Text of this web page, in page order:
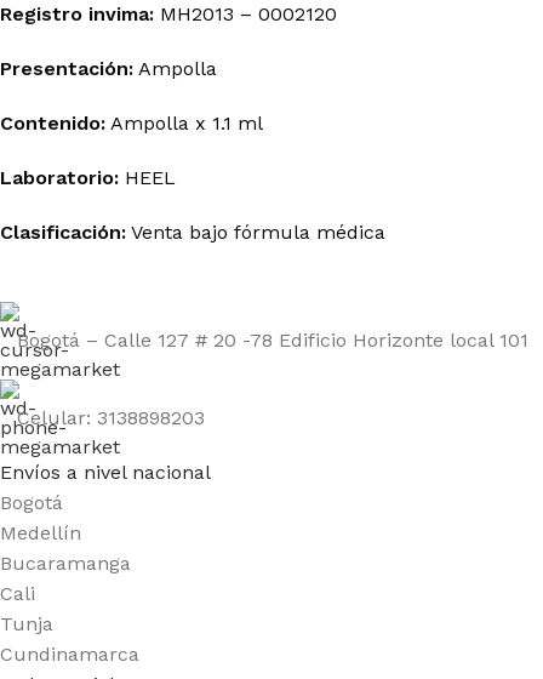
Registro invima: MH2013 – 0002120
Presentación: Ampolla
Contenido: Ampolla x 1.1 ml
Laboratorio: HEEL
Clasificación: Venta bajo fórmula médica
Bogotá – Calle 127 # 20 -78 Edificio Horizonte local 101
Celular: 3138898203
Envíos a nivel nacional
Bogotá
Medellín
Bucaramanga
Cali
Tunja
Cundinamarca